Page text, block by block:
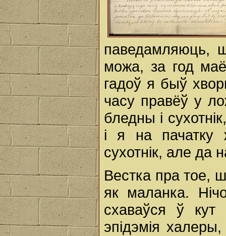
паведамляюць,
можа, за год
гадоў я быў
часу правёў у
бледны і
і я на
сухотнік, але да
Вестка пра тое,
як маланка.
схаваўся ў
эпідэмія